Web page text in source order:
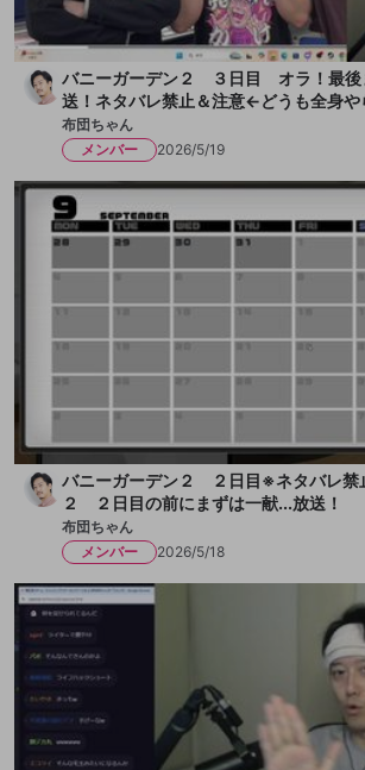
バニーガーデン２ ３日目 オラ！最後
送！ネタバレ禁止＆注意←どうも全身や
ちゃんです！今日も女の子とチチクリ満
きます、か！放送
布団ちゃん
メンバー
2026/5/19
バニーガーデン２ ２日目※ネタバレ禁
２ ２日目の前にまずは一献...放送！
布団ちゃん
メンバー
2026/5/18